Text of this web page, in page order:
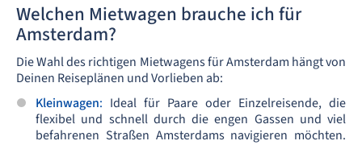
Welchen Mietwagen brauche ich für
Amsterdam?
Die Wahl des richtigen Mietwagens für Amsterdam hängt von
Deinen Reiseplänen und Vorlieben ab:
Kleinwagen: Ideal für Paare oder Einzelreisende, die
flexibel und schnell durch die engen Gassen und viel
befahrenen Straßen Amsterdams navigieren möchten.